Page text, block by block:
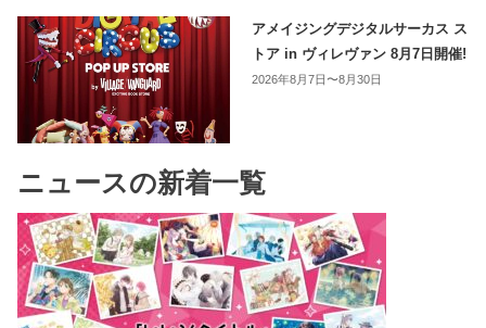
アメイジングデジタルサーカス ス
トア in ヴィレヴァン 8月7日開催!
2026年8月7日〜8月30日
ニュースの新着一覧